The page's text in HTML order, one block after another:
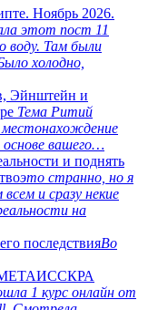
Ноябрь 2026.
этот пост 11
воду. Там были
холодно,
Эйнштейн и
Тема Ритий
вашего…
и поднять
это странно, но я
всем и сразу некие
на
последствияВо
МЕТАИССКРА
1 курс онлайн от